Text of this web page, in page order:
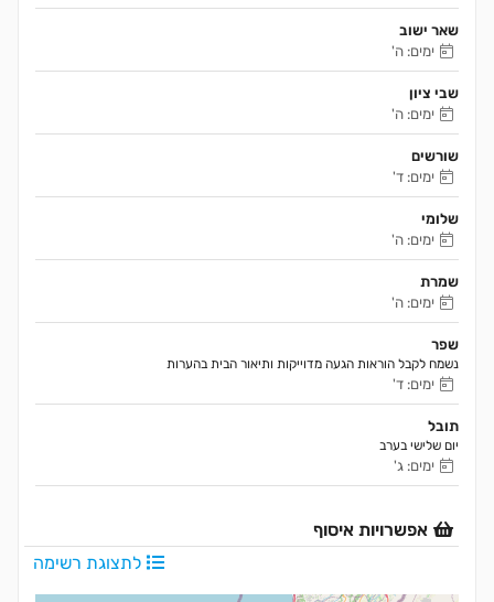
שאר ישוב
ימים: ה'
שבי ציון
ימים: ה'
שורשים
ימים: ד'
שלומי
ימים: ה'
שמרת
ימים: ה'
שפר
נשמח לקבל הוראות הגעה מדוייקות ותיאור הבית בהערות
ימים: ד'
תובל
יום שלישי בערב
ימים: ג'
אפשרויות איסוף
לתצוגת רשימה